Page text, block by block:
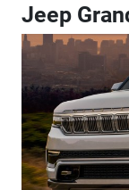
Jeep